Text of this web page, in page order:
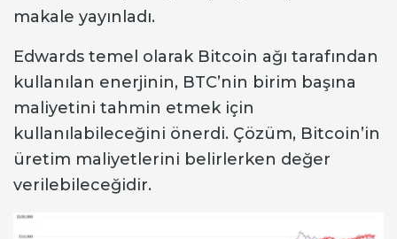
makale yayınladı.
Edwards temel olarak Bitcoin ağı tarafından
kullanılan enerjinin, BTC’nin birim başına
maliyetini tahmin etmek için
kullanılabileceğini önerdi. Çözüm, Bitcoin’in
üretim maliyetlerini belirlerken değer
verilebileceğidir.